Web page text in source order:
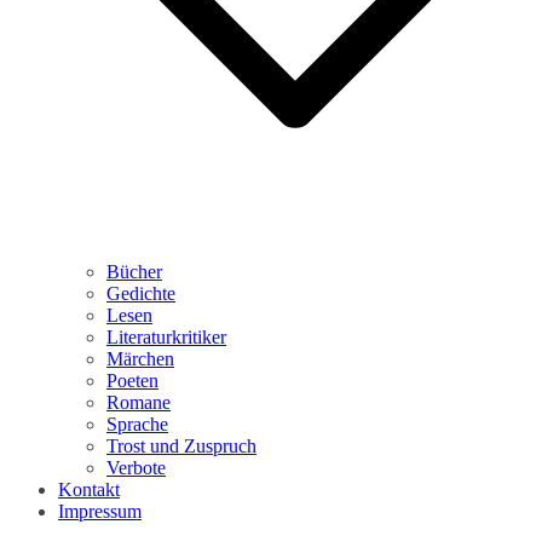
Bücher
Gedichte
Lesen
Literaturkritiker
Märchen
Poeten
Romane
Sprache
Trost und Zuspruch
Verbote
Kontakt
Impressum